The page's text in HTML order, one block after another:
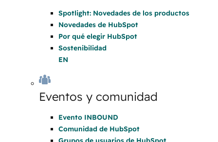
Spotlight: Novedades de los productos
Novedades de HubSpot
Por qué elegir HubSpot
Sostenibilidad
EN
Eventos y comunidad
Evento INBOUND
Comunidad de HubSpot